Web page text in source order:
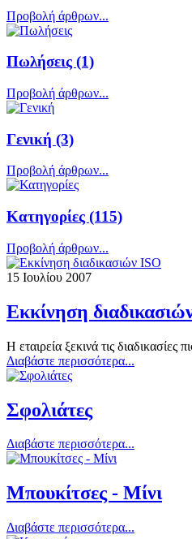
Προβολή άρθρων...
Πωλήσεις (1)
Προβολή άρθρων...
Γενική (3)
Προβολή άρθρων...
Κατηγορίες (115)
Προβολή άρθρων...
15 Ιουλίου 2007
Εκκίνηση
Η εταιρεία ξεκινά τις διαδικασίες
Διαβάστε περισσότερα...
Σφολιάτες
Διαβάστε περισσότερα...
Μπουκίτσες - Μίνι
Διαβάστε περισσότερα...